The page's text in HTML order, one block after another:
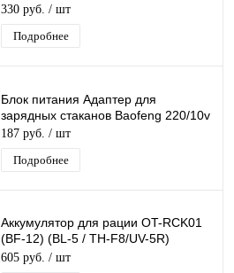
330 руб. / шт
Подробнее
Блок питания Адаптер для
зарядных стаканов Baofeng 220/10v
187 руб. / шт
Подробнее
Аккумулятор для рации OT-RCK01
(BF-12) (BL-5 / TH-F8/UV-5R)
1800mA/ч
605 руб. / шт